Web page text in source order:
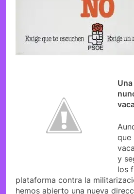
que
y
los
plataforma contra la
hemos abierto una nueva